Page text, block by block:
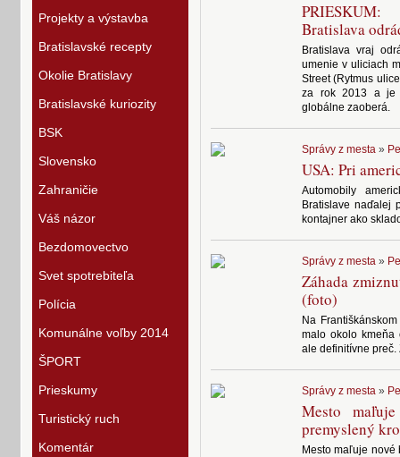
Projekty a výstavba
Bratislavské recepty
Okolie Bratislavy
Bratislavské kuriozity
BSK
Slovensko
Zahraničie
Váš názor
Bezdomovectvo
Svet spotrebiteľa
Polícia
Komunálne voľby 2014
ŠPORT
Prieskumy
Turistický ruch
Komentár
Bratislava
Bratislava vraj
umenie v uliciach
Street (Rytmus
za rok 2013 a je
globálne zaoberá.
Správy z mesta »
USA: Pri
Automobily
Bratislave naďalej
kontajner ako
Správy z mesta »
Záhada
(foto)
Na
malo okolo kmeňa
ale definitívne preč.
Správy z mesta »
Mesto
premyslený
Mesto maľuje